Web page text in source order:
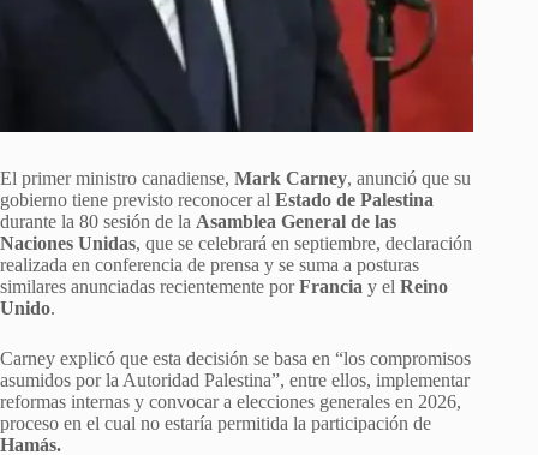
El primer ministro canadiense, Mark Carney, anunció que su
gobierno tiene previsto reconocer al Estado de Palestina
durante la 80 sesión de la Asamblea General de las
Naciones Unidas, que se celebrará en septiembre, declaración
realizada en conferencia de prensa y se suma a posturas
similares anunciadas recientemente porFrancia y el Reino
Unido.
Carney explicó que esta decisión se basa en “los compromisos
asumidos por la Autoridad Palestina”, entre ellos, implementar
reformas internas y convocar a elecciones generales en 2026,
proceso en el cual no estaría permitida la participación de
Hamás.